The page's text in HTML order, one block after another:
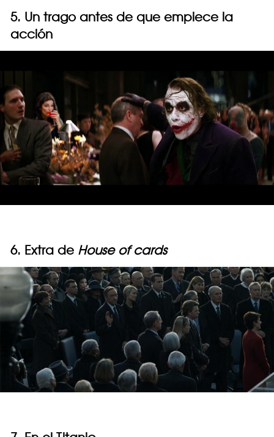
5. Un trago antes de que empiece la
acción
6. Extra de House of cards